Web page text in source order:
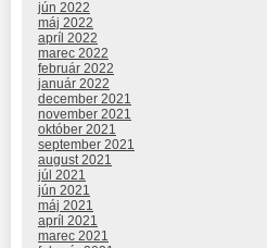
jún 2022
máj 2022
apríl 2022
marec 2022
február 2022
január 2022
december 2021
november 2021
október 2021
september 2021
august 2021
júl 2021
jún 2021
máj 2021
apríl 2021
marec 2021